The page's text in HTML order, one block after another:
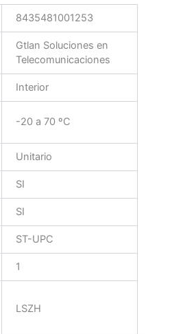
8435481001253
Gtlan Soluciones en
Telecomunicaciones
Interior
-20 a 70 ºC
Unitario
SI
SI
ST-UPC
1
LSZH